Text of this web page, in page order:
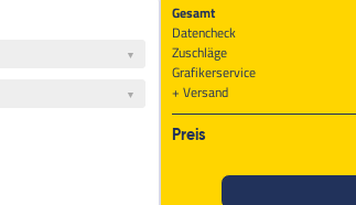
Gesamt
Datencheck
Zuschläge
Grafikerservice
Versand
Preis